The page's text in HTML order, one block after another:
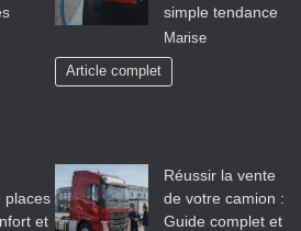
simple tendance
Marise
Article complet
places
et
Réussir la vente
de votre camion :
Guide complet et